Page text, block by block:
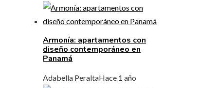
Armonía: apartamentos con
diseño contemporáneo en
Panamá
Adabella PeraltaHace 1 año